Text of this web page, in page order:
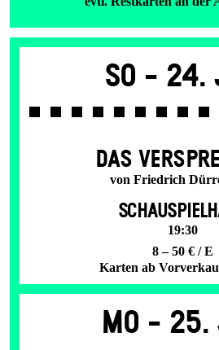
So - 24.
DAS
von Friedrich
19:30
8 – 50 € / E
Karten ab
Mo - 25.